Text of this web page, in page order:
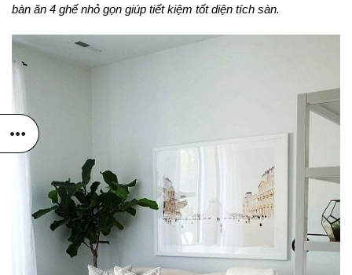
bàn ăn 4 ghế nhỏ gọn giúp tiết kiệm tốt diện tích sàn.